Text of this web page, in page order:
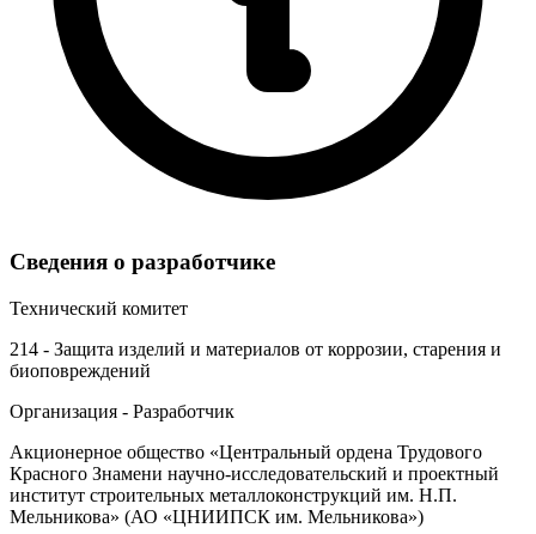
Сведения о разработчике
Технический комитет
214 - Защита изделий и материалов от коррозии, старения и
биоповреждений
Организация - Разработчик
Акционерное общество «Центральный ордена Трудового
Красного Знамени научно-исследовательский и проектный
институт строительных металлоконструкций им. Н.П.
Мельникова» (АО «ЦНИИПСК им. Мельникова»)